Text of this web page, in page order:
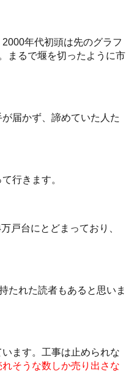
年代初頭は先のグラフ
まるで堰を切ったように市
届かず、諦めていた人た
行きます。
戸台にとどまっており、
たれた読者もあると思いま
ます。工事は止められな
れそうな数しか売り出さな